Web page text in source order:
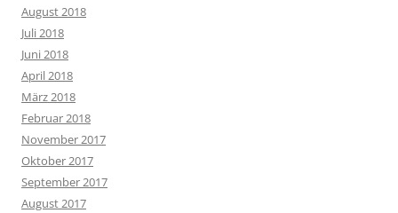
August 2018
Juli 2018
Juni 2018
April 2018
März 2018
Februar 2018
November 2017
Oktober 2017
September 2017
August 2017